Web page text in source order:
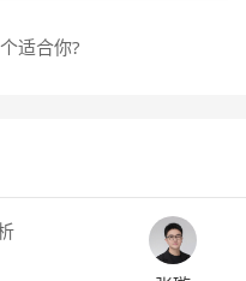
适合你?